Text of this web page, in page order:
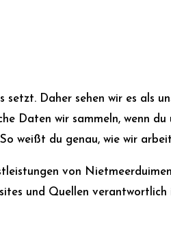
setzt. Daher sehen wir es als
Daten wir sammeln, wenn
weißt du genau, wie wir
von
und Quellen